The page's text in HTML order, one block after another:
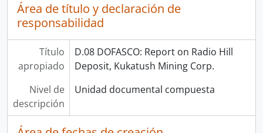
Área de título y declaración de
responsabilidad
Título
apropiado
D.08 DOFASCO: Report on Radio Hill
Deposit, Kukatush Mining Corp.
Nivel de
descripción
Unidad documental compuesta